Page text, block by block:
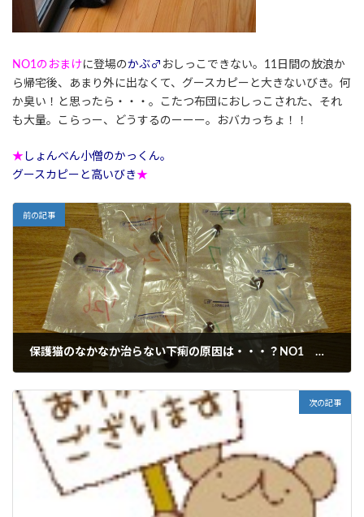
NO1のおまけに登場のかぶ♂ おしっこできない。11日間の放浪か
ら帰宅後、あまり外に出なくて、グースカピーと大きないびき。何
か臭い！と思ったら・・・。こたつ布団におしっこされた、それ
も大量。こらっー、どうするのーーー。おバカっちょ！！
★ しょんべん小僧のかっくん。
グースカピーと高いびき★
前の記事
保護猫のなかなか治らない下痢の原因は・・・？NO1 ＋おまけ
次の記事